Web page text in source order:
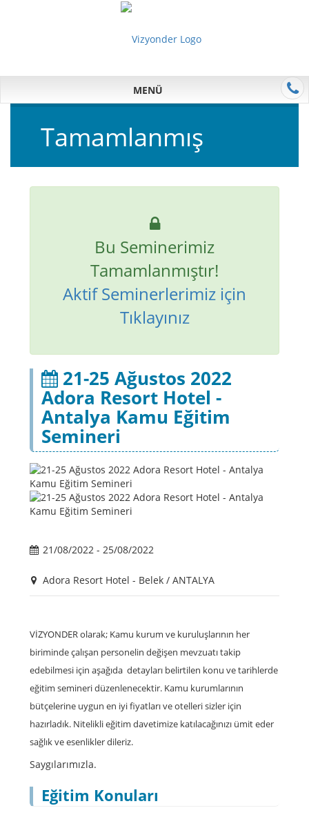
MENÜ
Tamamlanmış
Bu Seminerimiz
Tamamlanmıştır!
Aktif Seminerlerimiz için
Tıklayınız
21-25 Ağustos 2022
Adora Resort Hotel -
Antalya Kamu Eğitim
Semineri
21/08/2022 - 25/08/2022
Adora Resort Hotel - Belek / ANTALYA
VİZYONDER olarak; Kamu kurum ve kuruluşlarının her
biriminde çalışan personelin değişen mevzuatı takip
edebilmesi için aşağıda detayları belirtilen konu ve tarihlerde
eğitim semineri düzenlenecektir. Kamu kurumlarının
bütçelerine uygun en iyi fiyatları ve otelleri sizler için
hazırladık. Nitelikli eğitim davetimize katılacağınızı ümit eder
sağlık ve esenlikler dileriz.
Saygılarımızla.
Eğitim Konuları